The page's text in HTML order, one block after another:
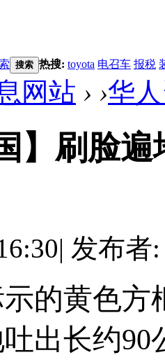
搜索 热搜: toyota 电召车 报税
网站 › ›华
】刷脸
| 发布者
的黄色方
出长约